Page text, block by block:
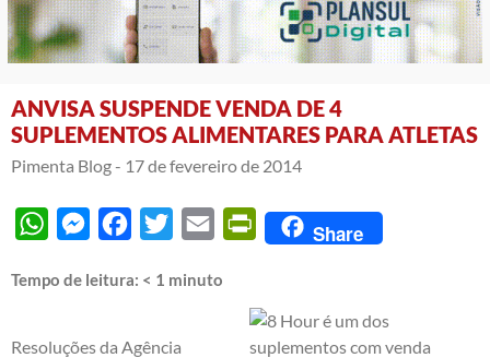
ANVISA SUSPENDE VENDA DE 4
SUPLEMENTOS ALIMENTARES PARA ATLETAS
Pimenta Blog - 17 de fevereiro de 2014
WhatsAppMessengerFacebook
Twitter Email PrintFriendly
Share
Tempo de leitura: < 1 minuto
Resoluções da Agência